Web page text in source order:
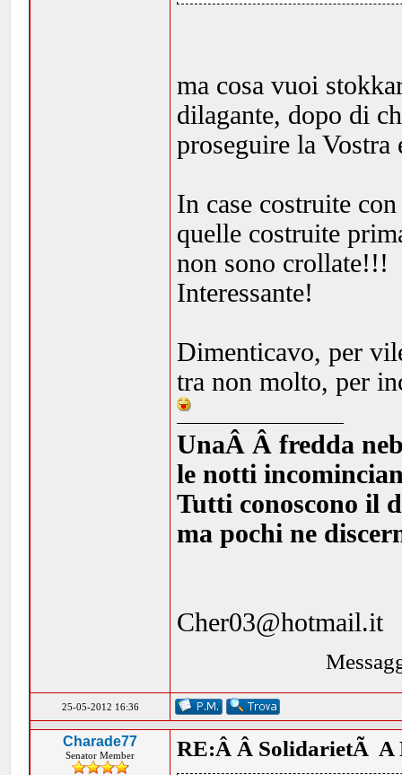
ma cosa vuoi
dilagante, dopo di
proseguire la Vostra
In case costruite
quelle costruite
non sono crollate!!!
Interessante!
Dimenticavo, per
tra non molto, per
UnaÂ Â fredda
le notti
Tutti conoscono il
ma pochi ne
Cher03@hotmail.it
25-05-2012 16:36
Charade77
Senator Member RE:Â Â SolidarietÃ A